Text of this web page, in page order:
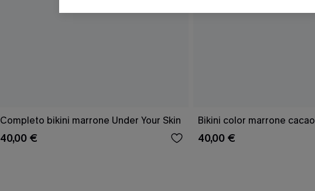
Completo bikini marrone Under Your Skin
40,00 €
Bikini color marrone cacao
40,00 €